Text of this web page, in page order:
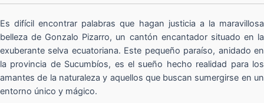
Es difícil encontrar palabras que hagan justicia a la maravillosa
belleza de Gonzalo Pizarro, un cantón encantador situado en la
exuberante selva ecuatoriana. Este pequeño paraíso, anidado en
la provincia de Sucumbíos, es el sueño hecho realidad para los
amantes de la naturaleza y aquellos que buscan sumergirse en un
entorno único y mágico.